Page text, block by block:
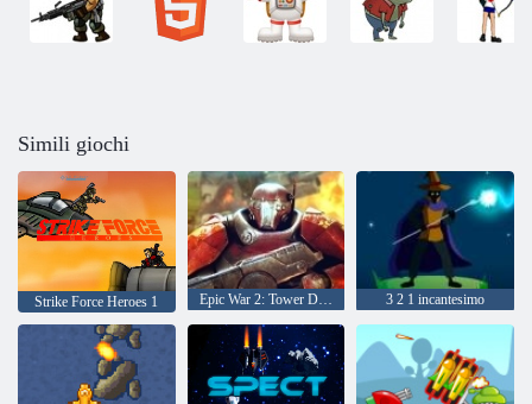
Simili giochi
Strike Force Heroes 1 Epic War 2: Tower Defense 3 2 1 incantesimo